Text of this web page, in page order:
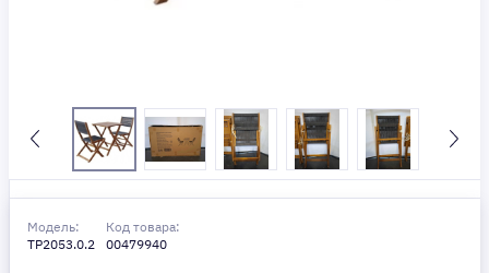
Модель:
TP2053.0.2
Код товара:
00479940